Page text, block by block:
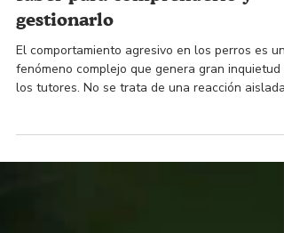
perros: todo lo que necesitas
saber para comprenderlo y
gestionarlo
El comportamiento agresivo en los perros es un
los tutores. No se trata de una reacción aislada,
serie de motivos diversos y que requiere un